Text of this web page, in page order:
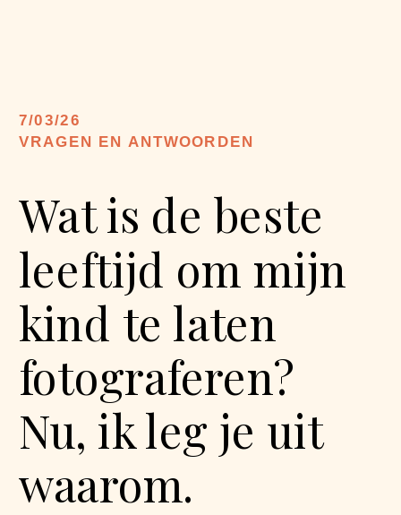
Wat is de beste
leeftijd om mijn
kind te laten
fotograferen?
Nu, ik leg je uit
waarom.
VRAGEN EN ANTWOORDEN
7/03/26